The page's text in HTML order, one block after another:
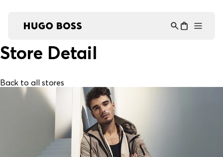
Store Detail
Back to all stores
Asistente Virtual
en línea ⋮